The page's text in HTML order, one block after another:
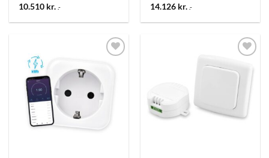
10.510 kr. .-
14.126 kr. .-
óskalista
við á
óskalista